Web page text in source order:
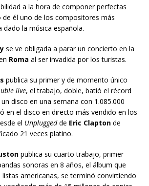
a la hora de componer perfectas
de él uno de los compositores más
la música española.
se ve obligada a parar un concierto en la
Roma al ser invadida por los turistas.
publica su primer y de momento único
live, el trabajo, doble, batió el récord
disco en una semana con 1.085.000
en el disco en directo más vendido en los
el Unpluggedde Eric Clapton de
21 veces platino.
publica su cuarto trabajo, primer
sonoras en 8 años, el álbum que
americanas, se terminó convirtiendo